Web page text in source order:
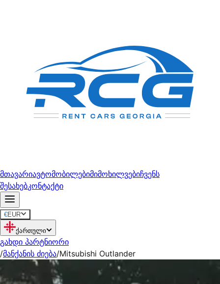
მთავარიავტომობილებიმიმოხილვებიჩვენს
შესახებკონტაქტი
€EUR
ქართული
გახდი პარტნიორი
/მანქანის ძიება/Mitsubishi Outlander